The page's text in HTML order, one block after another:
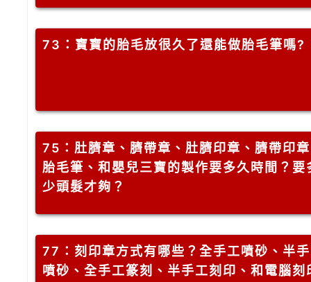
73 ：寶寶的胎毛放很久了還能做胎毛筆嗎?
75 ：肚臍章、臍帶章、肚臍印章、臍帶印
胎毛筆、和嬰兒三寶的製作要多久時間？要
少頭髮才夠？
77 ：刻印章方式有哪些？全手工噴砂、半
噴砂、全手工篆刻、半手工刻印、和電腦刻